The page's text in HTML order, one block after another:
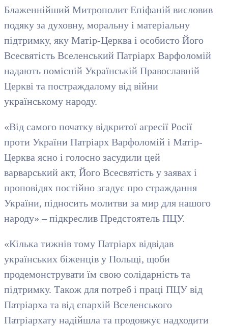
Блаженнійший Митрополит Епіфаній висловив
подяку за духовну, моральну і матеріальну
підтримку, яку Матір-Церква і особисто Його
Всесвятість Вселенський Патріарх Варфоломій
надають помісній Українській Православній
Церкві та постраждалому від війни
українському народу.
«Від самого початку відкритої агресії Росії
проти України Патріарх Варфоломій і Матір-
Церква ясно і голосно засудили цей
варварський акт, Його Всесвятість у заявах і
проповідях постійно згадує про страждання
України, підносить молитви за мир для нашого
народу» – підкреслив Предстоятель ПЦУ.
«Кілька тижнів тому Патріарх відвідав
українських біженців у Польщі, щоби
продемонструвати їм свою солідарність та
підтримку. Також для потреб і праці ПЦУ від
Патріарха та від єпархій Вселенського
Патріархату надійшла та продовжує надходити